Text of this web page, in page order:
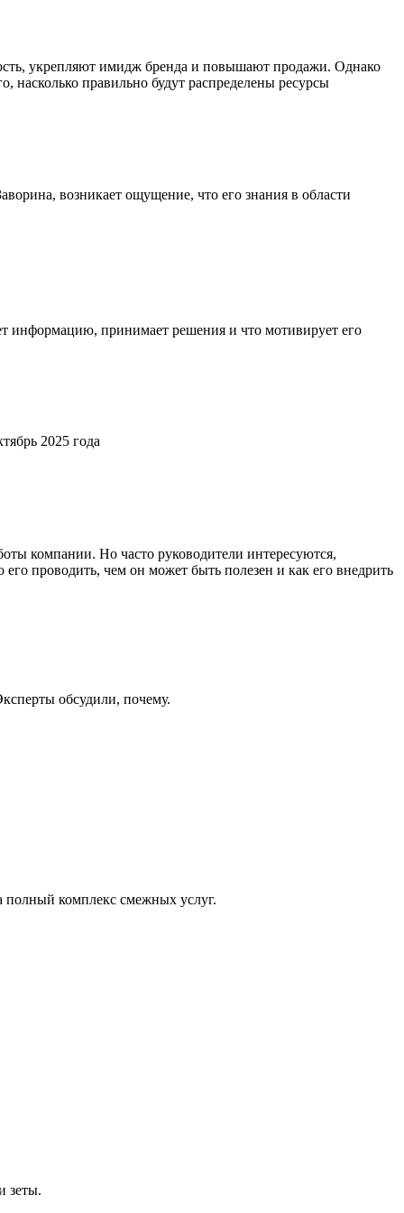
укрепляют имидж бренда и повышают продажи. Однако
насколько правильно будут распределены ресурсы
возникает ощущение, что его знания в области
информацию, принимает решения и что мотивирует его
2025 года
компании. Но часто руководители интересуются,
его проводить, чем он может быть полезен и как его внедрить
обсудили, почему.
полный комплекс смежных услуг.
зеты.